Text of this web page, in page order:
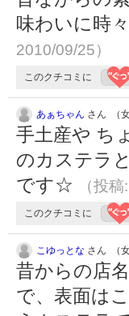
味わいに時
2010/09/25）
このクチコミに
あぁちゃん さん （
手土産や ち
のカステラ
です☆
（投
このクチコミに
こゆっとな さん （
昔からの店
で、表面は